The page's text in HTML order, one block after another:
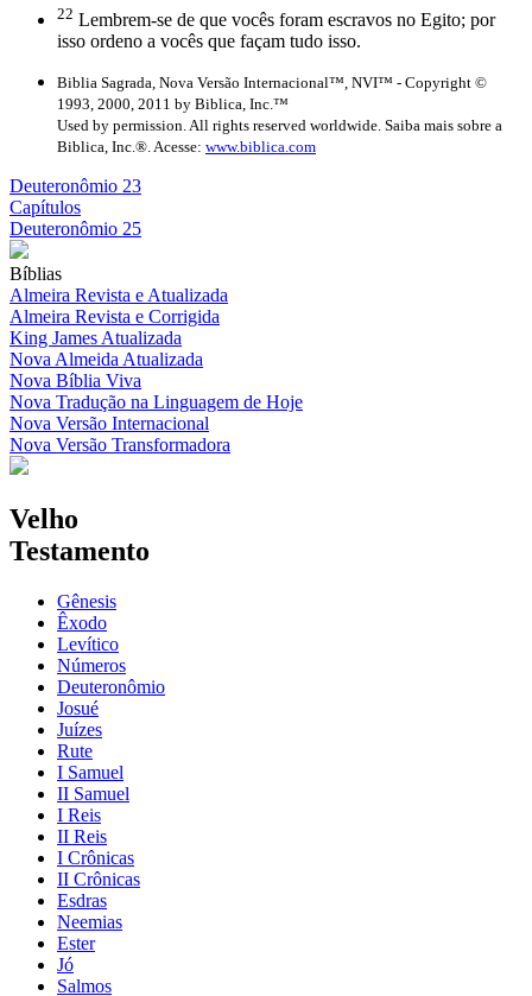
22 Lembrem-se de que vocês foram escravos no Egito; por
isso ordeno a vocês que façam tudo isso.
Biblia Sagrada, Nova Versão Internacional™, NVI™ - Copyright ©
1993, 2000, 2011 by Biblica, Inc.™
Used by permission. All rights reserved worldwide. Saiba mais sobre a
Biblica, Inc.®. Acesse: www.biblica.com
Deuteronômio 23
Capítulos
Deuteronômio 25
Bíblias
Almeira Revista e Atualizada
Almeira Revista e Corrigida
King James Atualizada
Nova Almeida Atualizada
Nova Bíblia Viva
Nova Tradução na Linguagem de Hoje
Nova Versão Internacional
Nova Versão Transformadora
Velho
Testamento
Gênesis
Êxodo
Levítico
Números
Deuteronômio
Josué
Juízes
Rute
I Samuel
II Samuel
I Reis
II Reis
I Crônicas
II Crônicas
Esdras
Neemias
Ester
Jó
Salmos